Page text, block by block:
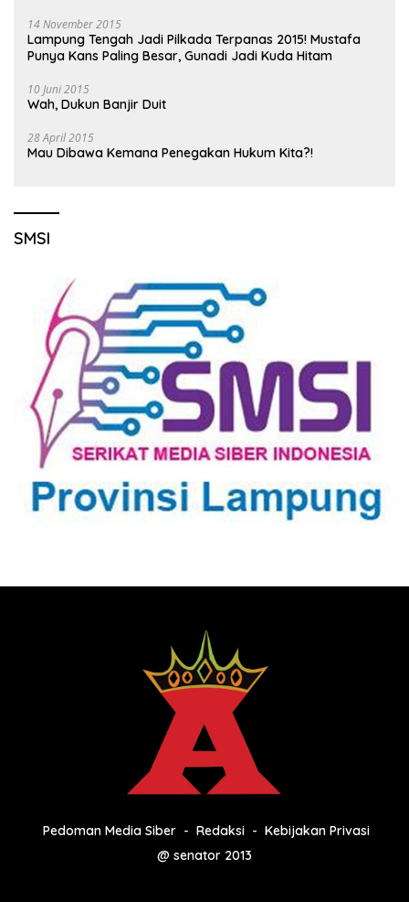
14 November 2015
Lampung Tengah Jadi Pilkada Terpanas 2015! Mustafa
Punya Kans Paling Besar, Gunadi Jadi Kuda Hitam
10 Juni 2015
Wah, Dukun Banjir Duit
28 April 2015
Mau Dibawa Kemana Penegakan Hukum Kita?!
SMSI
Pedoman Media Siber Redaksi
Kebijakan Privasi
@ senator 2013